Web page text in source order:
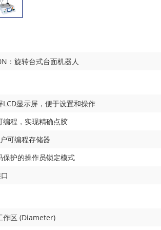
：旋转台式台面机器人
LCD显示屏，便于设置和操作
编程，实现精确点胶
可编程存储器
保护的操作员锁定模式
作区 (Diameter)